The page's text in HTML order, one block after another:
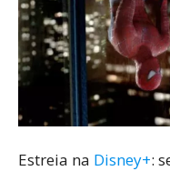
Estreia na Disney+: